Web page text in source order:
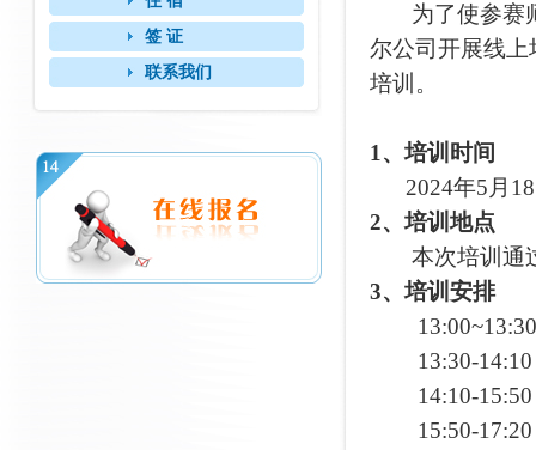
签 证
联系我们
为了使参赛师
尔公司开展线
培训。
1、培训时间
2024年5月
2、培训地点
本次培训通
3、培训安排
13:30-14:10
14:10-15:50
15:50-